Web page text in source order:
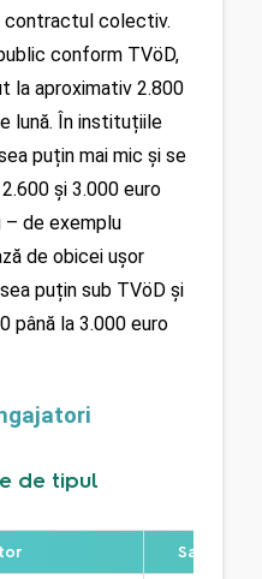
contractul colectiv.
conform TVöD,
la aproximativ 2.800
lună. În instituțiile
puțin mai mic și se
și 3.000 euro
– de exemplu
de obicei ușor
puțin sub TVöD și
până la 3.000 euro
de tipul
Salariu